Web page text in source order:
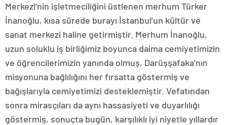
Merkezi’nin işletmeciliğini üstlenen merhum Türker
İnanoğlu, kısa sürede burayı İstanbul’un kültür ve
sanat merkezi haline getirmiştir. Merhum İnanoğlu,
uzun soluklu iş birliğimiz boyunca daima cemiyetimizin
ve öğrencilerimizin yanında olmuş, Darüşşafaka’nın
misyonuna bağlılığını her fırsatta göstermiş ve
bağışlarıyla cemiyetimizi desteklemiştir. Vefatından
sonra mirasçıları da aynı hassasiyeti ve duyarlılığı
göstermiş, sonuçta bugün, karşılıklı iyi niyetle yıllardır